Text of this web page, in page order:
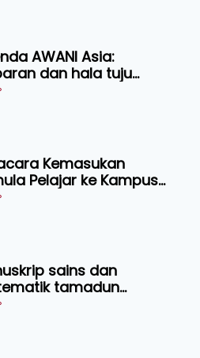
AWANI Asia:
dan hala tuju
kenderaan elektrik
Kemasukan
Pelajar ke Kampus
Kedua Sesi
sains dan
tamadun
abad ke 17 ditemui